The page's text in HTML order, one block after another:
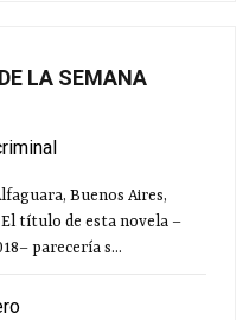
LA SEMANA
Buenos Aires,
El título de esta novela –
parecería s...